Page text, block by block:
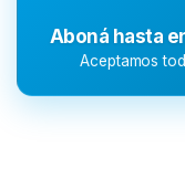
Aboná hasta
Aceptamos